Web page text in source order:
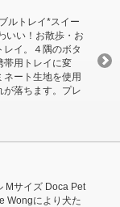
ルトレイ*スイー
いい！お散歩・お
イ。４隅のボタ
帯用トレイに変
ート生地を使用
が落ちます。プレ
Mサイズ Doca Pet
Wongにより犬た